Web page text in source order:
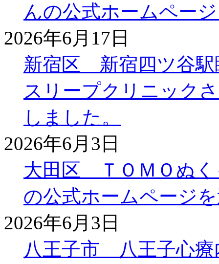
んの公式ホームペー
2026年6月17日
新宿区 新宿四ツ谷駅
スリープクリニック
しました。
2026年6月3日
大田区 ＴＯＭＯぬく
の公式ホームページ
2026年6月3日
八王子市 八王子心療